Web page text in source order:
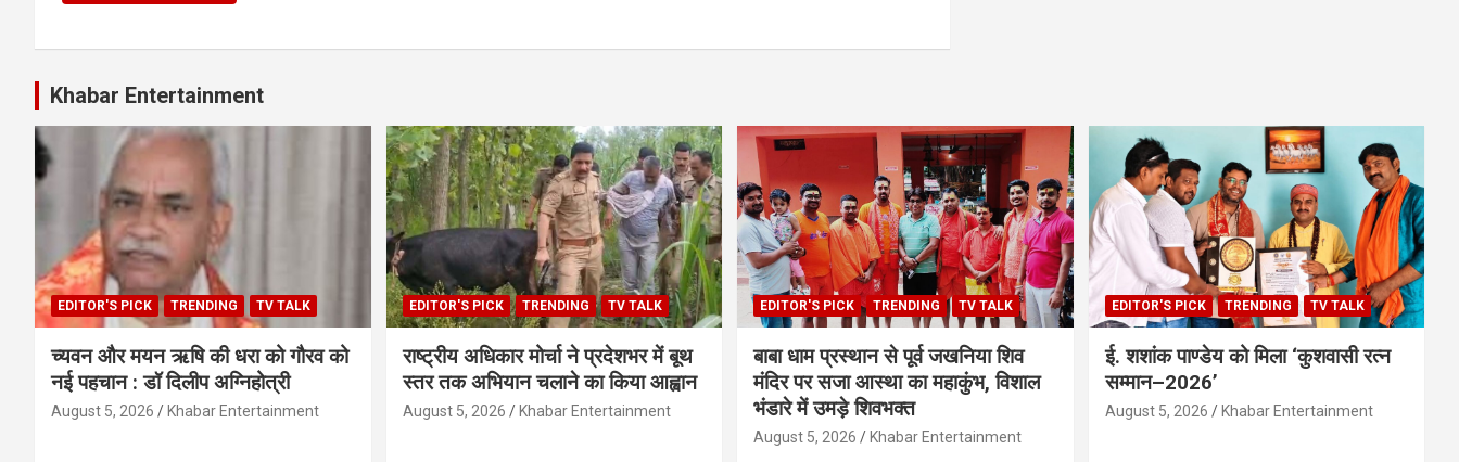
Khabar Entertainment
EDITOR'S PICK TRENDING TV TALK
च्यवन और मयन ऋषि की धरा को गौरव को
नई पहचान : डॉ दिलीप अग्निहोत्री
August 5, 2026 Khabar Entertainment
EDITOR'S PICK TRENDING TV TALK
राष्ट्रीय अधिकार मोर्चा ने प्रदेशभर में बूथ
स्तर तक अभियान चलाने का किया आह्वान
August 5, 2026 Khabar Entertainment
EDITOR'S PICK TRENDING TV TALK
बाबा धाम प्रस्थान से पूर्व जखनिया शिव
मंदिर पर सजा आस्था का महाकुंभ, विशाल
भंडारे में उमड़े शिवभक्त
August 5, 2026 Khabar Entertainment
EDITOR'S PICK TRENDING TV TALK
ई. शशांक पाण्डेय को मिला ‘कुशवासी रत्न
सम्मान–2026’
August 5, 2026 Khabar Entertainment